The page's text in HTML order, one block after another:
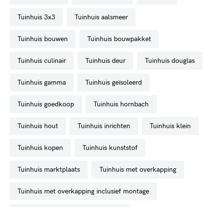
tuinhuis 3x3 tuinhuis aalsmeer
tuinhuis bouwen tuinhuis bouwpakket
tuinhuis culinair tuinhuis deur tuinhuis douglas
tuinhuis gamma tuinhuis geïsoleerd
tuinhuis goedkoop tuinhuis hornbach
tuinhuis hout tuinhuis inrichten tuinhuis klein
tuinhuis kopen tuinhuis kunststof
tuinhuis marktplaats tuinhuis met overkapping
tuinhuis met overkapping inclusief montage